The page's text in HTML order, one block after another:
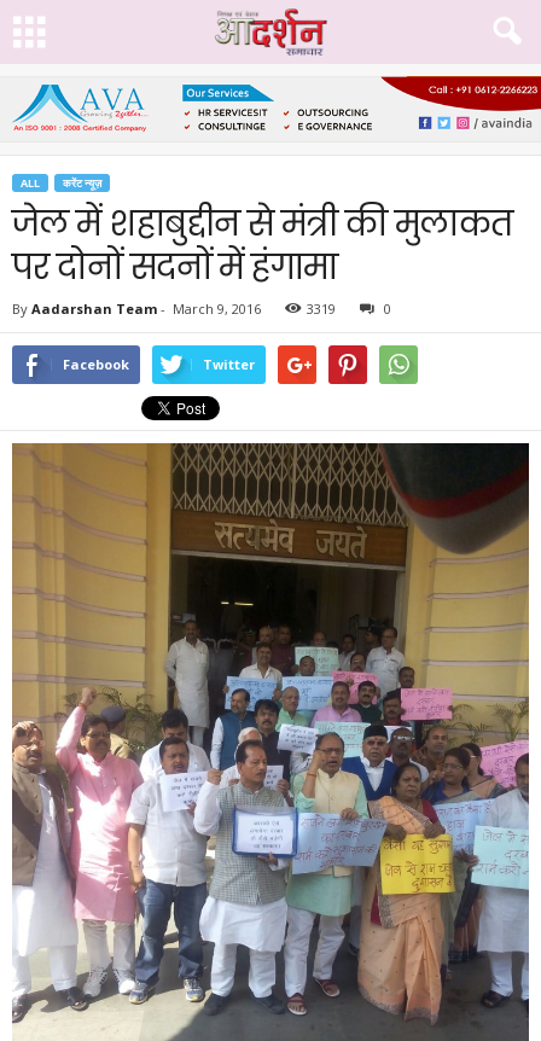
ALL करेंट न्यूज़
जेल में शहाबुद्दीन से मंत्री की मुलाकत
पर दोनों सदनों में हंगामा
By Aadarshan Team - March 9, 2016 3319 0
Facebook Twitter